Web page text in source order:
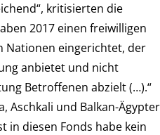
kritisierten die
2017 einen freiwilligen
Nationen eingerichtet, der
anbietet und nicht
Betroffenen abzielt (…).“
Aschkali und Balkan-Ägypter
in diesen Fonds habe kein